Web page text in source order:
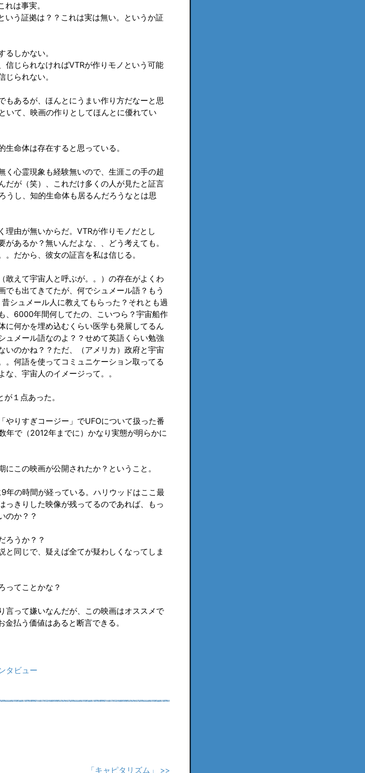
は事実。
いう証拠は？？これは実は無い。というか証
しかない。
信じられなければVTRが作りモノという可能
られない。
もあるが、ほんとにうまい作り方だなーと思
いて、映画の作りとしてほんとに優れてい
命体は存在すると思っている。
く心霊現象も経験無いので、生涯この手の超
だが（笑）、これだけ多くの人が見たと証言
うし、知的生命体も居るんだろうなとは思
理由が無いからだ。VTRが作りモノだとし
あるか？無いんだよな、、どう考えても。
だから、彼女の証言を私は信じる。
敢えて宇宙人と呼ぶが。。）の存在がよくわ
でも出てきてたが、何でシュメール語？もう
シュメール人に教えてもらった？それとも過
、6000年間何してたの、こいつら？宇宙船作
に何かを埋め込むくらい医学も発展してるん
ュメール語なのよ？？せめて英語くらい勉強
いのかね？？ただ、（アメリカ）政府と宇宙
。何語を使ってコミュニケーション取ってる
、宇宙人のイメージって。。
１点あった。
やりすぎコージー」でUFOについて扱った番
年で（2012年までに）かなり実態が明らかに
この映画が公開されたか？ということ。
年の時間が経っている。ハリウッドはここ最
っきりした映像が残ってるのであれば、もっ
のか？？
ろうか？？
と同じで、疑えば全てが疑わしくなってしま
ってことかな？
言って嫌いなんだが、この映画はオススメで
払う価値はあると断言できる。
タビュー
「キャピタリズム」 >>